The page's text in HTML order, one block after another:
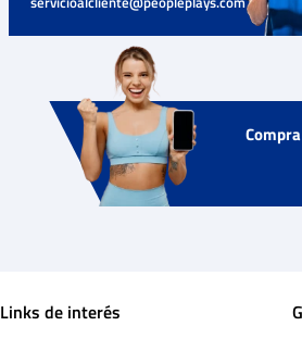
Links de interés